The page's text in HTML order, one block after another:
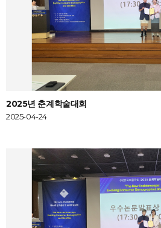
2025년 춘계학술대회
2025-04-24